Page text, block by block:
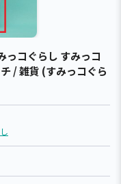
っコぐらし すみっコ
/ 雑貨 (すみっコぐら